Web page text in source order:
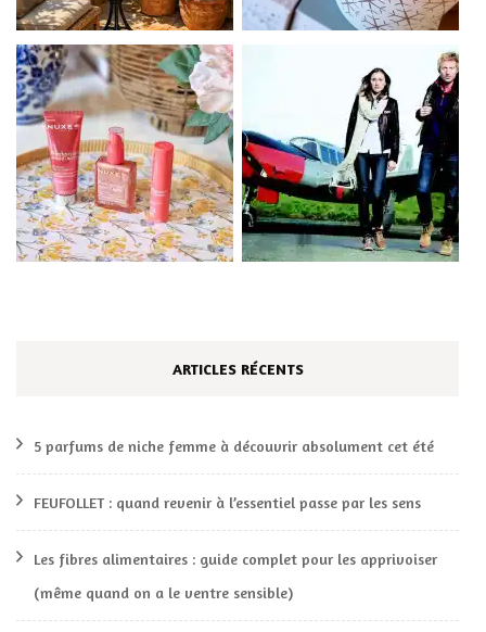
ARTICLES RÉCENTS
5 parfums de niche femme à découvrir absolument cet été
FEUFOLLET : quand revenir à l’essentiel passe par les sens
Les fibres alimentaires : guide complet pour les apprivoiser
(même quand on a le ventre sensible)